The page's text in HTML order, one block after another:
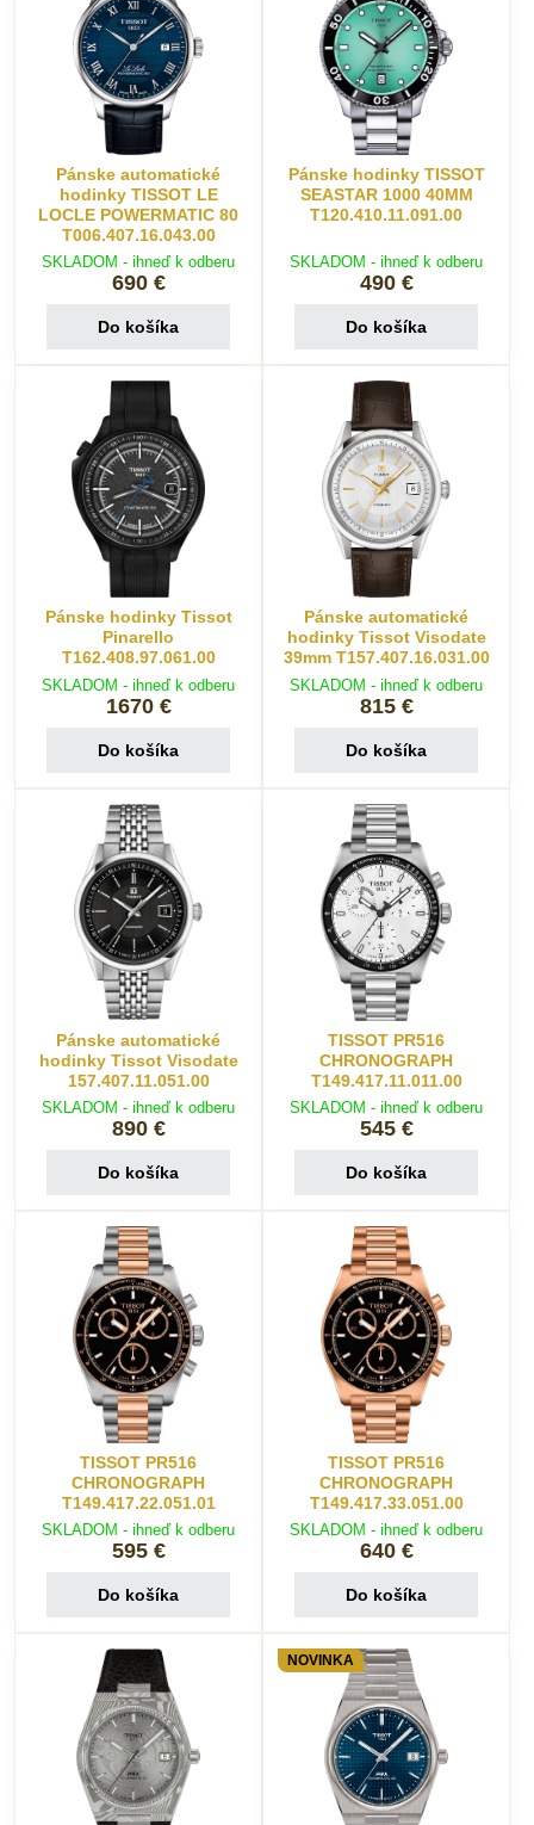
Pánske automatické
hodinky TISSOT LE
LOCLE POWERMATIC 80
T006.407.16.043.00
SKLADOM - ihneď k odberu
690 €
Do košíka
Pánske hodinky TISSOT
SEASTAR 1000 40MM
T120.410.11.091.00
SKLADOM - ihneď k odberu
490 €
Do košíka
Pánske hodinky Tissot
Pinarello
T162.408.97.061.00
SKLADOM - ihneď k odberu
1670 €
Do košíka
Pánske automatické
hodinky Tissot Visodate
39mm T157.407.16.031.00
SKLADOM - ihneď k odberu
815 €
Do košíka
Pánske automatické
hodinky Tissot Visodate
157.407.11.051.00
SKLADOM - ihneď k odberu
890 €
Do košíka
TISSOT PR516
CHRONOGRAPH
T149.417.11.011.00
SKLADOM - ihneď k odberu
545 €
Do košíka
TISSOT PR516
CHRONOGRAPH
T149.417.22.051.01
SKLADOM - ihneď k odberu
595 €
Do košíka
TISSOT PR516
CHRONOGRAPH
T149.417.33.051.00
SKLADOM - ihneď k odberu
640 €
Do košíka
NOVINKA